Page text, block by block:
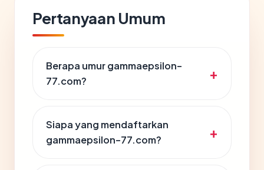
Pertanyaan Umum
Berapa umur gammaepsilon-
77.com?
Siapa yang mendaftarkan
gammaepsilon-77.com?